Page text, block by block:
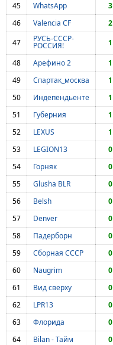
45
WhatsApp 3
46
Valencia CF 2
47
РУСЬ-СССР-
РОССИЯ! 1
48
Арефино 2 1
49
Спартак_москва 1
50
Индепендьенте 1
51
Губерния 1
52
LEXUS 1
53
LEGION13 0
54
Горняк 0
55
Glusha BLR 0
56
Belsh 0
57
Denver 0
58
Падерборн 0
59
Сборная СССР 0
60
Naugrim 0
61
Вид сверху 0
62
LPR13 0
63
Флорида 0
64
Bilan - Тайм 0